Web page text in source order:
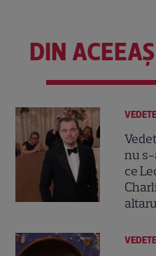
DIN
nu s-
ce